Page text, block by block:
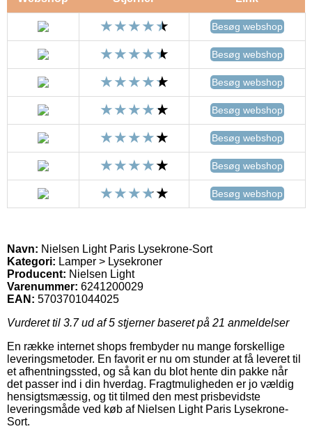
Besøg webshop
Besøg webshop
Besøg webshop
Besøg webshop
Besøg webshop
Besøg webshop
Besøg webshop
Navn: Nielsen Light Paris Lysekrone-Sort
Kategori: Lamper > Lysekroner
Producent: Nielsen Light
Varenummer: 6241200029
EAN: 5703701044025
Vurderet til 3.7ud af 5 stjerner baseret på 21 anmeldelser
En række internet shops frembyder nu mange forskellige
leveringsmetoder. En favorit er nu om stunder at få leveret til
et afhentningssted, og så kan du blot hente din pakke når
det passer ind i din hverdag. Fragtmuligheden er jo vældig
hensigtsmæssig, og tit tilmed den mest prisbevidste
leveringsmåde ved køb af Nielsen Light Paris Lysekrone-
Sort.